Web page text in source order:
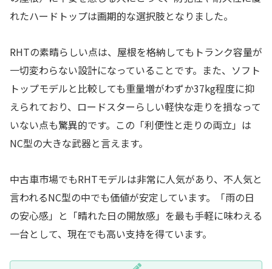
れたハードトップは画期的な選択肢となりました。
RHTの素晴らしい点は、屋根を格納してもトランク容量が
一切変わらない設計になっていることです。また、ソフト
トップモデルと比較しても重量増がわずか37kg程度に抑
えられており、ロードスターらしい軽快な走りを損なって
いない点も驚異的です。この「利便性と走りの両立」は
NC型の大きな武器と言えます。
中古車市場でもRHTモデルは非常に人気があり、不人気と
言われるNC型の中でも価値が安定しています。「雨の日
の安心感」と「晴れた日の開放感」を最も手軽に味わえる
一台として、現在でも高い支持を得ています。